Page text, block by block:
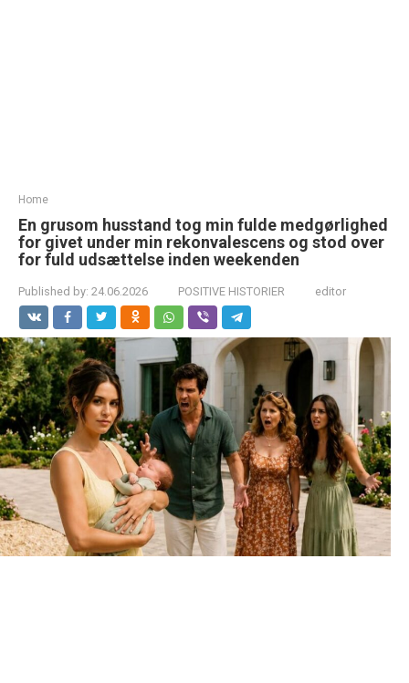
Home
En grusom husstand tog min fulde medgørlighed
for givet under min rekonvalescens og stod over
for fuld udsættelse inden weekenden
Published by: 24.06.2026 POSITIVE HISTORIER editor